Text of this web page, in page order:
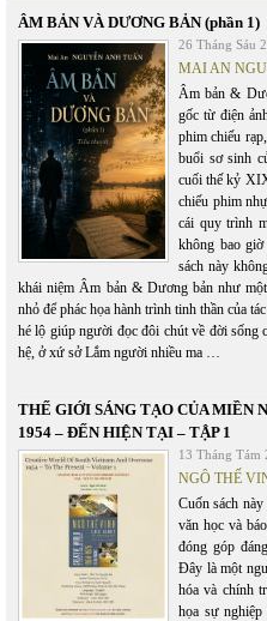
ÂM BẢN VÀ DƯƠNG BẢN (phần 1)
26 Tháng Sáu
MAI AN
Âm bản &
gốc từ điện
phim chiếu
buổi sơ sinh
cuối thế kỷ
chiếu phim
cái quy trình
không bao
sách này
khái niệm Âm bản & Dương bản như
nhỏ để phác họa hành trình tinh thần của
hé lộ giúp người đọc đôi chút về đời sống
hệ, ở xứ sở Lắm người nhiều ma …
THẾ GIỚI SÁNG TẠO CỦA MIỀN
1954 – ĐẾN HIỆN TẠI – TẬP 1
13 Tháng Tám
NGÔ THẾ
Cuốn sách
văn học và
đóng góp
Đây là một
hóa và chính
họa sự